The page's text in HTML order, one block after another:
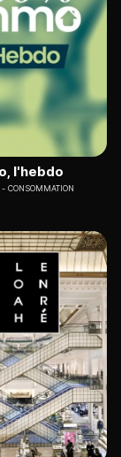
l'hebdo
CONSOMMATION